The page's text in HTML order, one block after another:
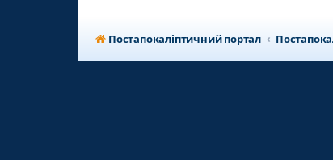
Постапокаліптичний портал